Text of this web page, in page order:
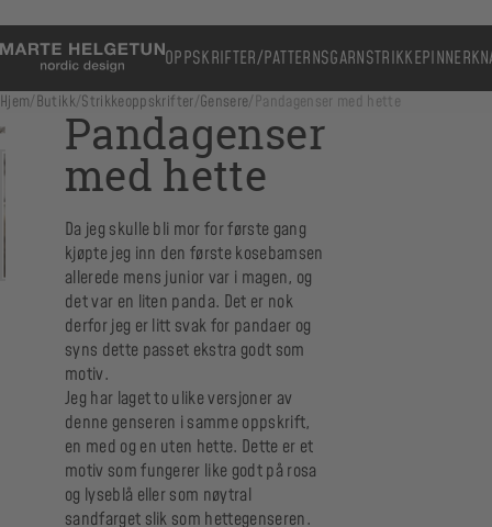
OPPSKRIFTER/PATTERNSGARNSTRIKKEPINNER
Hjem/Butikk/Strikkeoppskrifter/Gensere/ Pandagenser med hette
Pandagenser
med hette
Da jeg skulle bli mor for første gang
kjøpte jeg inn den første kosebamsen
allerede mens junior var i magen, og
det var en liten panda. Det er nok
derfor jeg er litt svak for pandaer og
syns dette passet ekstra godt som
motiv.
Jeg har laget to ulike versjoner av
denne genseren i samme oppskrift,
en med og en uten hette. Dette er et
motiv som fungerer like godt på rosa
og lyseblå eller som nøytral
sandfarget slik som hettegenseren.